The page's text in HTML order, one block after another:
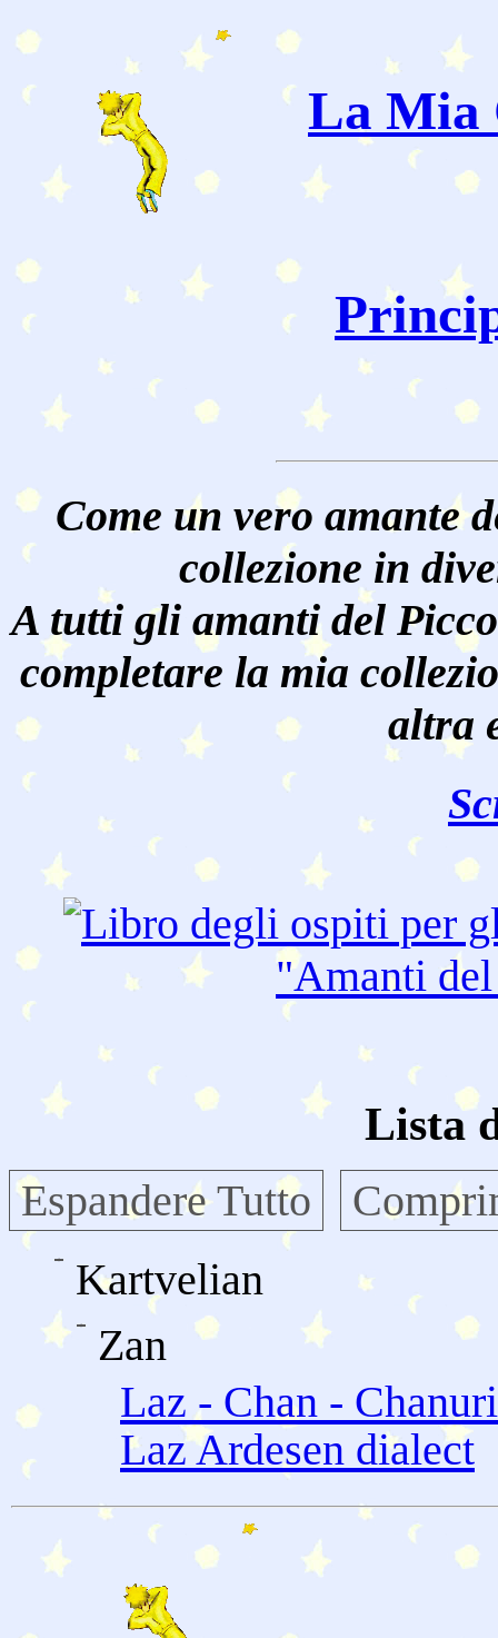
La Mia
Come un vero amante
collezione in
A tutti gli amanti del
completare la mia
altra
"Amanti
Lista
Espandere Tutto
Kartvelian
Zan
Laz - Chan -
Laz Ardesen dialect